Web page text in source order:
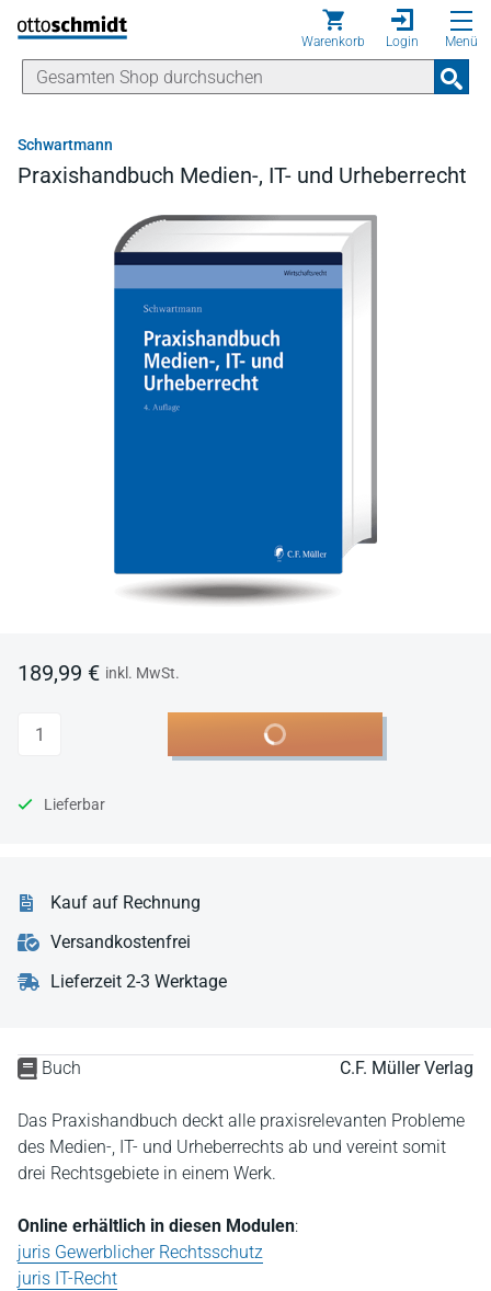
Direkt zum Inhalt
Warenkorb Login Menü
Schwartmann
Praxishandbuch Medien-, IT- und Urheberrecht
Buch C.F. Müller Verlag
Das Praxishandbuch deckt alle praxisrelevanten Probleme
des Medien-, IT- und Urheberrechts ab und vereint somit
drei Rechtsgebiete in einem Werk.
Online erhältlich in diesen Modulen:
juris Gewerblicher Rechtsschutz
juris IT-Recht
189,99 € inkl. MwSt.
Anzahl In den Warenkorb
Lieferbar
Kauf auf Rechnung
Versandkostenfrei
Lieferzeit 2-3 Werktage